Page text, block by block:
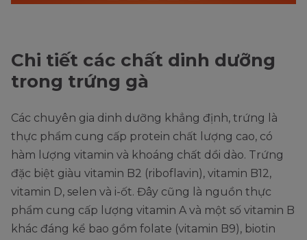
Chi tiết các chất dinh dưỡng
trong trứng gà
Các chuyên gia dinh dưỡng khẳng định, trứng là
thực phẩm cung cấp protein chất lượng cao, có
hàm lượng vitamin và khoáng chất dồi dào. Trứng
đặc biệt giàu vitamin B2 (riboflavin), vitamin B12,
vitamin D, selen và i-ốt. Đây cũng là nguồn thực
phẩm cung cấp lượng vitamin A và một số vitamin B
khác đáng kể bao gồm folate (vitamin B9), biotin